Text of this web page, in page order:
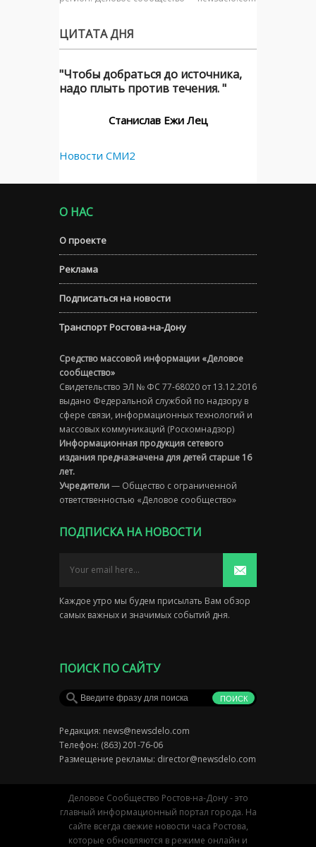
ЦИТАТА ДНЯ
"Чтобы добраться до источника,
надо плыть против течения. "
Станислав Ежи Лец
Новости СМИ2
О НАС
О проекте
Реклама
Подписаться на новости
Транспорт Ростова-на-Дону
Средство массовой информации «Деловое
сообщество»
Свидетельство ЭЛ № ФС 77-68020 от 13.12.2016
выдано Федеральной службой по надзору в
сфере связи, информационных технологий и
массовых коммуникаций (Роскомнадзор)
Информационная продукция сетевого
издания предназначена для детей старше 16
лет.
Учредители— Общество с ограниченной
ответственностью «Деловое сообщество»
ПОДПИСКА НА НОВОСТИ
Каждое утро мы будем присылать Вам обзор
самых важных и значимых событий дня.
ПОИСК ПО САЙТУ
Редакция: news@newsdelo.com
Телефон: (863) 201-76-06
Размещение рекламы: director@newsdelo.com
Деловое Сообщество Ростов-на-Дону - это
главный информационный портал города. На
сайте всегда свежие новости часа Ростова,
которые обновляются в режиме онлайн и